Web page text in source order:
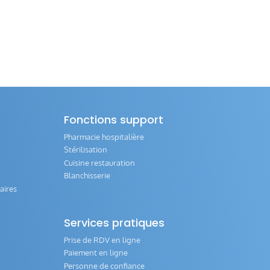
Fonctions support
Pharmacie hospitalière
Stérilisation
Cuisine restauration
Blanchisserie
Services pratiques
Prise de RDV en ligne
Paiement en ligne
Personne de confiance